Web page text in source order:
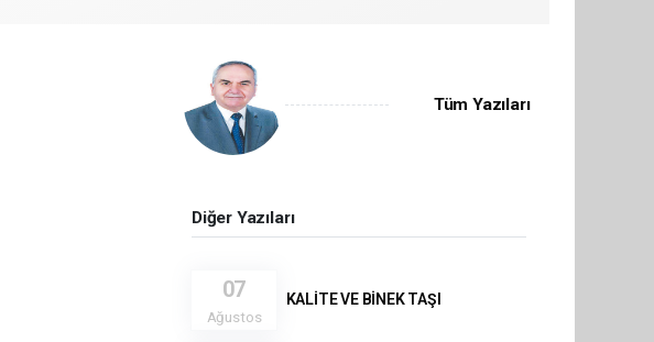
Tüm Yazıları
Diğer Yazıları
07
Ağustos
KALİTE VE BİNEK TAŞI